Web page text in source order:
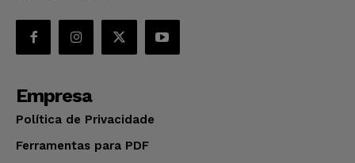
Empresa
Política de Privacidade
Ferramentas para PDF